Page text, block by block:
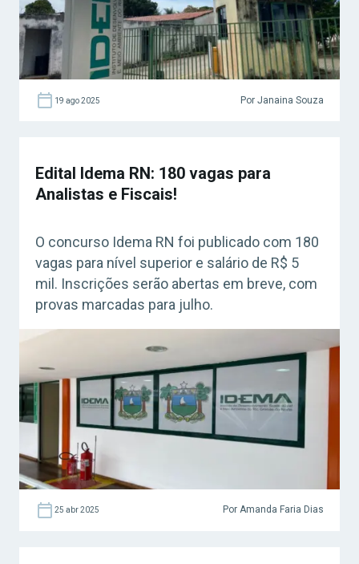
19 ago 2025 Por Janaina Souza
Edital Idema RN: 180 vagas para
Analistas e Fiscais!
O concurso Idema RN foi publicado com 180
vagas para nível superior e salário de R$ 5
mil. Inscrições serão abertas em breve, com
provas marcadas para julho.
25 abr 2025 Por Amanda Faria Dias